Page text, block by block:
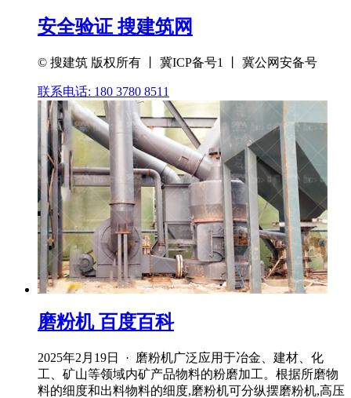
安全验证 搜建筑网
© 搜建筑 版权所有 丨 冀ICP备号1 丨 冀公网安备号
联系电话: 180 3780 8511
磨粉机 百度百科
2025年2月19日 · 磨粉机广泛应用于冶金、建材、化
工、矿山等领域内矿产品物料的粉磨加工。根据所磨物
料的细度和出料物料的细度,磨粉机可分纵摆磨粉机,高压